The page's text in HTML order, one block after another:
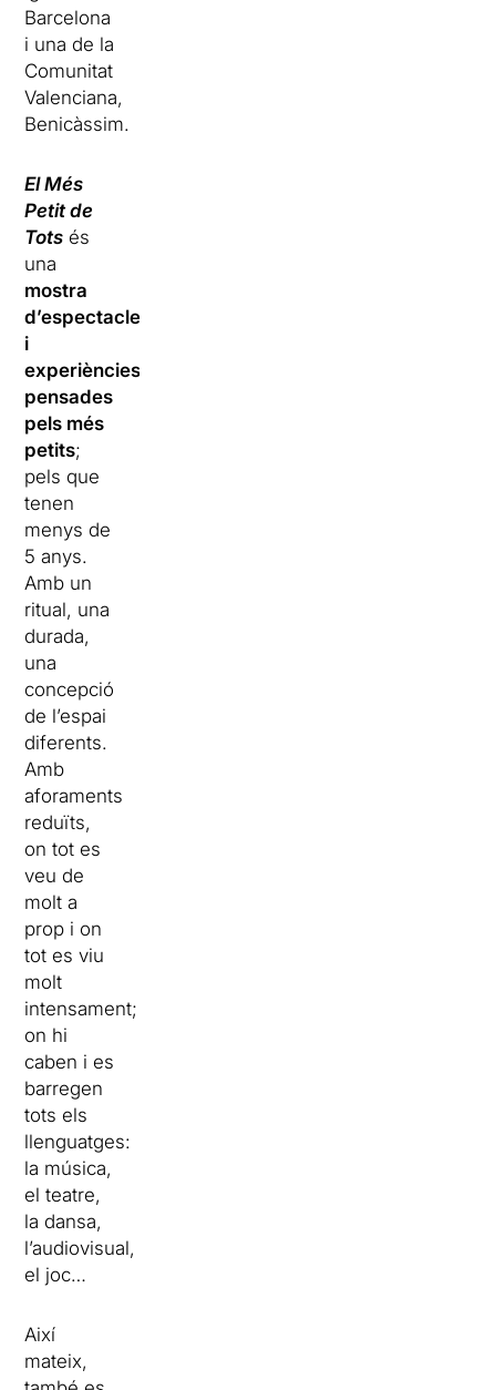
Barcelona
i una de la
Comunitat
Valenciana,
Benicàssim.
El Més
Petit de
Tots és
una
mostra
d’espectacles
i
experiències
pensades
pels més
petits;
pels que
tenen
menys de
5 anys.
Amb un
ritual, una
durada,
una
concepció
de l’espai
diferents.
Amb
aforaments
reduïts,
on tot es
veu de
molt a
prop i on
tot es viu
molt
intensament;
on hi
caben i es
barregen
tots els
llenguatges:
la música,
el teatre,
la dansa,
l’audiovisual,
el joc…
Així
mateix,